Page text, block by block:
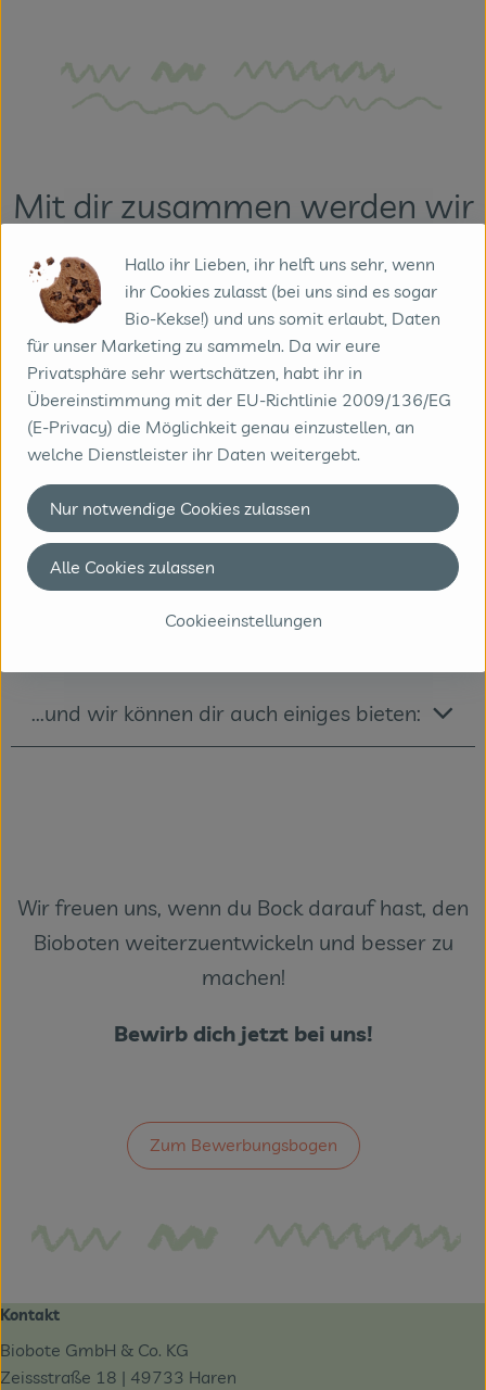
Mit dir zusammen werden wir
ein perfektes Team, denn..
...du hast Bock,...
...du bringst viele coole Eigenschaften
mit:
...und wir können dir auch einiges bieten:
Wir freuen uns, wenn du Bock darauf hast, den
Bioboten weiterzuentwickeln und besser zu
machen!
Bewirb dich jetzt bei uns!
Zum Bewerbungsbogen
Kontakt
Biobote GmbH & Co. KG
Zeissstraße 18 | 49733 Haren
Hallo ihr Lieben, ihr helft uns sehr, wenn
ihr Cookies zulasst (bei uns sind es sogar
Bio-Kekse!) und uns somit erlaubt, Daten
für unser Marketing zu sammeln. Da wir eure
Privatsphäre sehr wertschätzen, habt ihr in
Übereinstimmung mit der EU-Richtlinie 2009/136/EG
(E-Privacy) die Möglichkeit genau einzustellen, an
welche Dienstleister ihr Daten weitergebt.
Cookieeinstellungen
Nur notwendige Cookies zulassen
Alle Cookies zulassen